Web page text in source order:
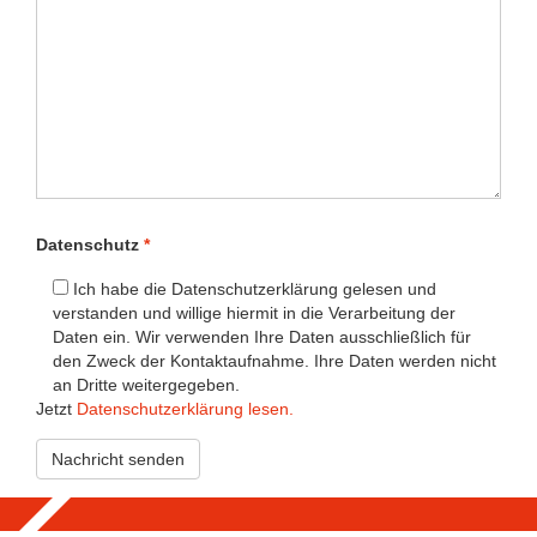
lassen
dieses
Feld
leer.
Datenschutz *
Ich habe die Datenschutzerklärung gelesen und
verstanden und willige hiermit in die Verarbeitung der
Daten ein. Wir verwenden Ihre Daten ausschließlich für
den Zweck der Kontaktaufnahme. Ihre Daten werden nicht
an Dritte weitergegeben.
Jetzt Datenschutzerklärung lesen.